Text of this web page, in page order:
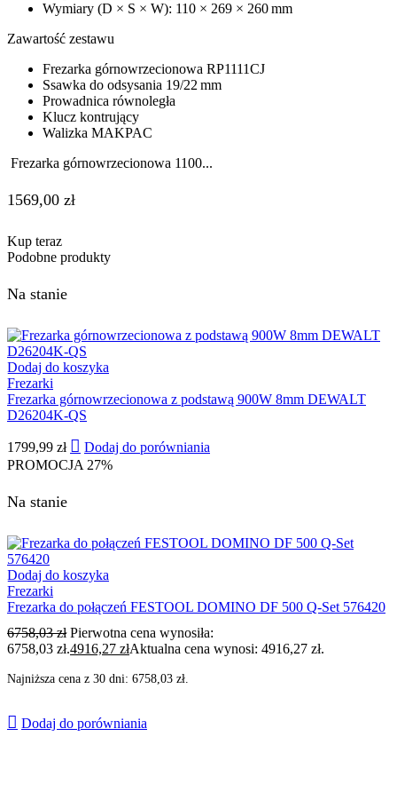
Wymiary (D × S × W): 110 × 269 × 260 mm
Zawartość zestawu
Frezarka górnowrzecionowa RP1111CJ
Ssawka do odsysania 19/22 mm
Prowadnica równoległa
Klucz kontrujący
Walizka MAKPAC
Frezarka górnowrzecionowa 1100...
1569,00 zł
Kup teraz
Podobne produkty
Na stanie
Dodaj do koszyka
Frezarki
Frezarka górnowrzecionowa z podstawą 900W 8mm DEWALT
D26204K-QS
1799,99 zł
Dodaj do porówniania
PROMOCJA 27%
Na stanie
Dodaj do koszyka
Frezarki
Frezarka do połączeń FESTOOL DOMINO DF 500 Q-Set 576420
6758,03zł Pierwotna cena wynosiła:
6758,03 zł.4916,27 złAktualna cena wynosi: 4916,27 zł.
Najniższa cena z 30 dni: 6758,03 zł.
Dodaj do porówniania